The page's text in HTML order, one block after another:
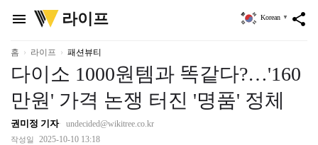
menu
위
키
리
라이프 share
Korean ▼
홈 라이프 패션뷰티
다이소 1000원템과 똑같다?…'160
만원' 가격 논쟁 터진 '명품' 정체
권미정 기자 undecided@wikitree.co.kr
작성일 2025-10-10 13:18